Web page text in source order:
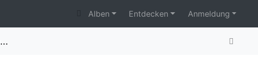
Alben Entdecken Anmeldung